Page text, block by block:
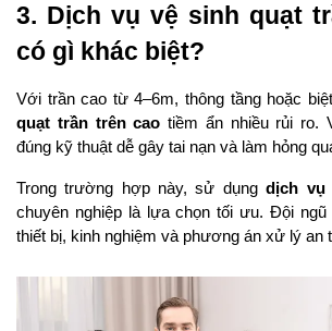
3. Dịch vụ vệ sinh quạt
có gì khác biệt?
Với trần cao từ 4–6m, thông tầng hoặc
quạt trần trên cao tiềm ẩn nhiều rủi ro.
đúng kỹ thuật dễ gây tai nạn và làm hỏng
Trong trường hợp này, sử dụng dịch vụ
chuyên nghiệp là lựa chọn tối ưu. Đội
thiết bị, kinh nghiệm và phương án xử lý an